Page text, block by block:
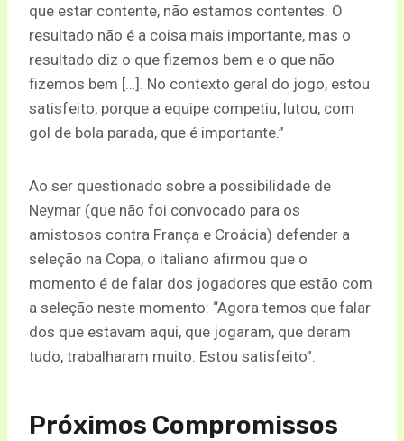
que estar contente, não estamos contentes. O
resultado não é a coisa mais importante, mas o
resultado diz o que fizemos bem e o que não
fizemos bem […]. No contexto geral do jogo, estou
satisfeito, porque a equipe competiu, lutou, com
gol de bola parada, que é importante.”
Ao ser questionado sobre a possibilidade de
Neymar (que não foi convocado para os
amistosos contra França e Croácia) defender a
seleção na Copa, o italiano afirmou que o
momento é de falar dos jogadores que estão com
a seleção neste momento: “Agora temos que falar
dos que estavam aqui, que jogaram, que deram
tudo, trabalharam muito. Estou satisfeito”.
Próximos Compromissos